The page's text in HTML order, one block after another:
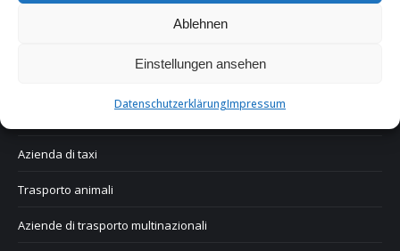
Ablehnen
Einstellungen ansehen
DatenschutzerklärungImpressum
Azienda di taxi
Trasporto animali
Aziende di trasporto multinazionali